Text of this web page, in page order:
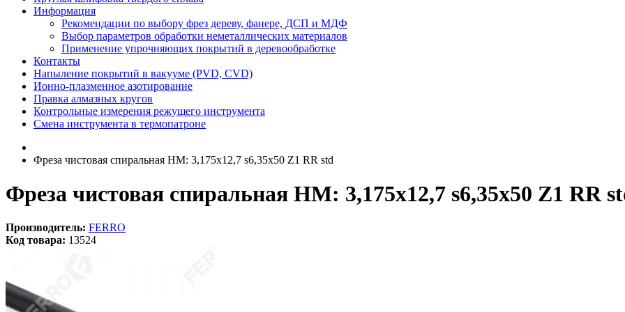
Информация
Рекомендации по выбору фрез дереву, фанере, ДСП и МДФ
Выбор параметров обработки неметаллических материалов
Применение упрочняющих покрытий в деревообработке
Контакты
Напыление покрытий в вакууме (PVD, CVD)
Ионно-плазменное азотирование
Правка алмазных кругов
Контрольные измерения режущего инструмента
Смена инструмента в термопатроне
Фреза чистовая спиральная HM: 3,175x12,7 s6,35x50 Z1 RR std
Фреза чистовая спиральная HM: 3,175x12,7 s6,35x50 Z1 RR
Производитель: FERRO
Код товара: 13524